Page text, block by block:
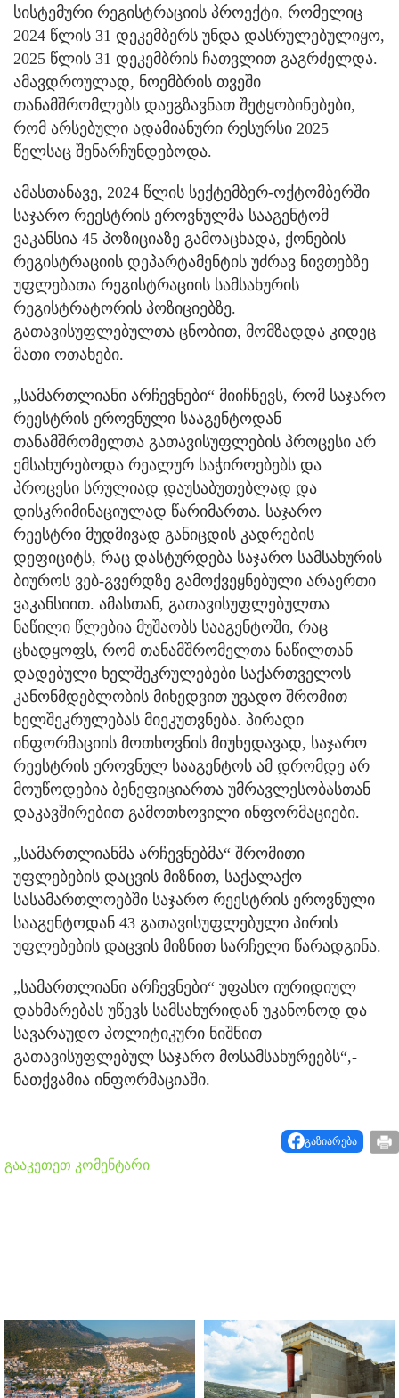
სისტემური რეგისტრაციის პროექტი, რომელიც
2024 წლის 31 დეკემბერს უნდა დასრულებულიყო,
2025 წლის 31 დეკემბრის ჩათვლით გაგრძელდა.
ამავდროულად, ნოემბრის თვეში
თანამშრომლებს დაეგზავნათ შეტყობინებები,
რომ არსებული ადამიანური რესურსი 2025
წელსაც შენარჩუნდებოდა.
ამასთანავე, 2024 წლის სექტემბერ-ოქტომბერში
საჯარო რეესტრის ეროვნულმა სააგენტომ
ვაკანსია 45 პოზიციაზე გამოაცხადა, ქონების
რეგისტრაციის დეპარტამენტის უძრავ ნივთებზე
უფლებათა რეგისტრაციის სამსახურის
რეგისტრატორის პოზიციებზე.
გათავისუფლებულთა ცნობით, მომზადდა კიდეც
მათი ოთახები.
„სამართლიანი არჩევნები“ მიიჩნევს, რომ საჯარო
რეესტრის ეროვნული სააგენტოდან
თანამშრომელთა გათავისუფლების პროცესი არ
ემსახურებოდა რეალურ საჭიროებებს და
პროცესი სრულიად დაუსაბუთებლად და
დისკრიმინაციულად წარიმართა. საჯარო
რეესტრი მუდმივად განიცდის კადრების
დეფიციტს, რაც დასტურდება საჯარო სამსახურის
ბიუროს ვებ-გვერდზე გამოქვეყნებული არაერთი
ვაკანსიით. ამასთან, გათავისუფლებულთა
ნაწილი წლებია მუშაობს სააგენტოში, რაც
ცხადყოფს, რომ თანამშრომელთა ნაწილთან
დადებული ხელშეკრულებები საქართველოს
კანონმდებლობის მიხედვით უვადო შრომით
ხელშეკრულებას მიეკუთვნება. პირადი
ინფორმაციის მოთხოვნის მიუხედავად, საჯარო
რეესტრის ეროვნულ სააგენტოს ამ დრომდე არ
მოუწოდებია ბენეფიციართა უმრავლესობასთან
დაკავშირებით გამოთხოვილი ინფორმაციები.
„სამართლიანმა არჩევნებმა“ შრომითი
უფლებების დაცვის მიზნით, საქალაქო
სასამართლოებში საჯარო რეესტრის ეროვნული
სააგენტოდან 43 გათავისუფლებული პირის
უფლებების დაცვის მიზნით სარჩელი წარადგინა.
„სამართლიანი არჩევნები“ უფასო იურიდიულ
დახმარებას უწევს სამსახურიდან უკანონოდ და
სავარაუდო პოლიტიკური ნიშნით
გათავისუფლებულ საჯარო მოსამსახურეებს“,-
ნათქვამია ინფორმაციაში.
გაზიარება
გააკეთეთ კომენტარი